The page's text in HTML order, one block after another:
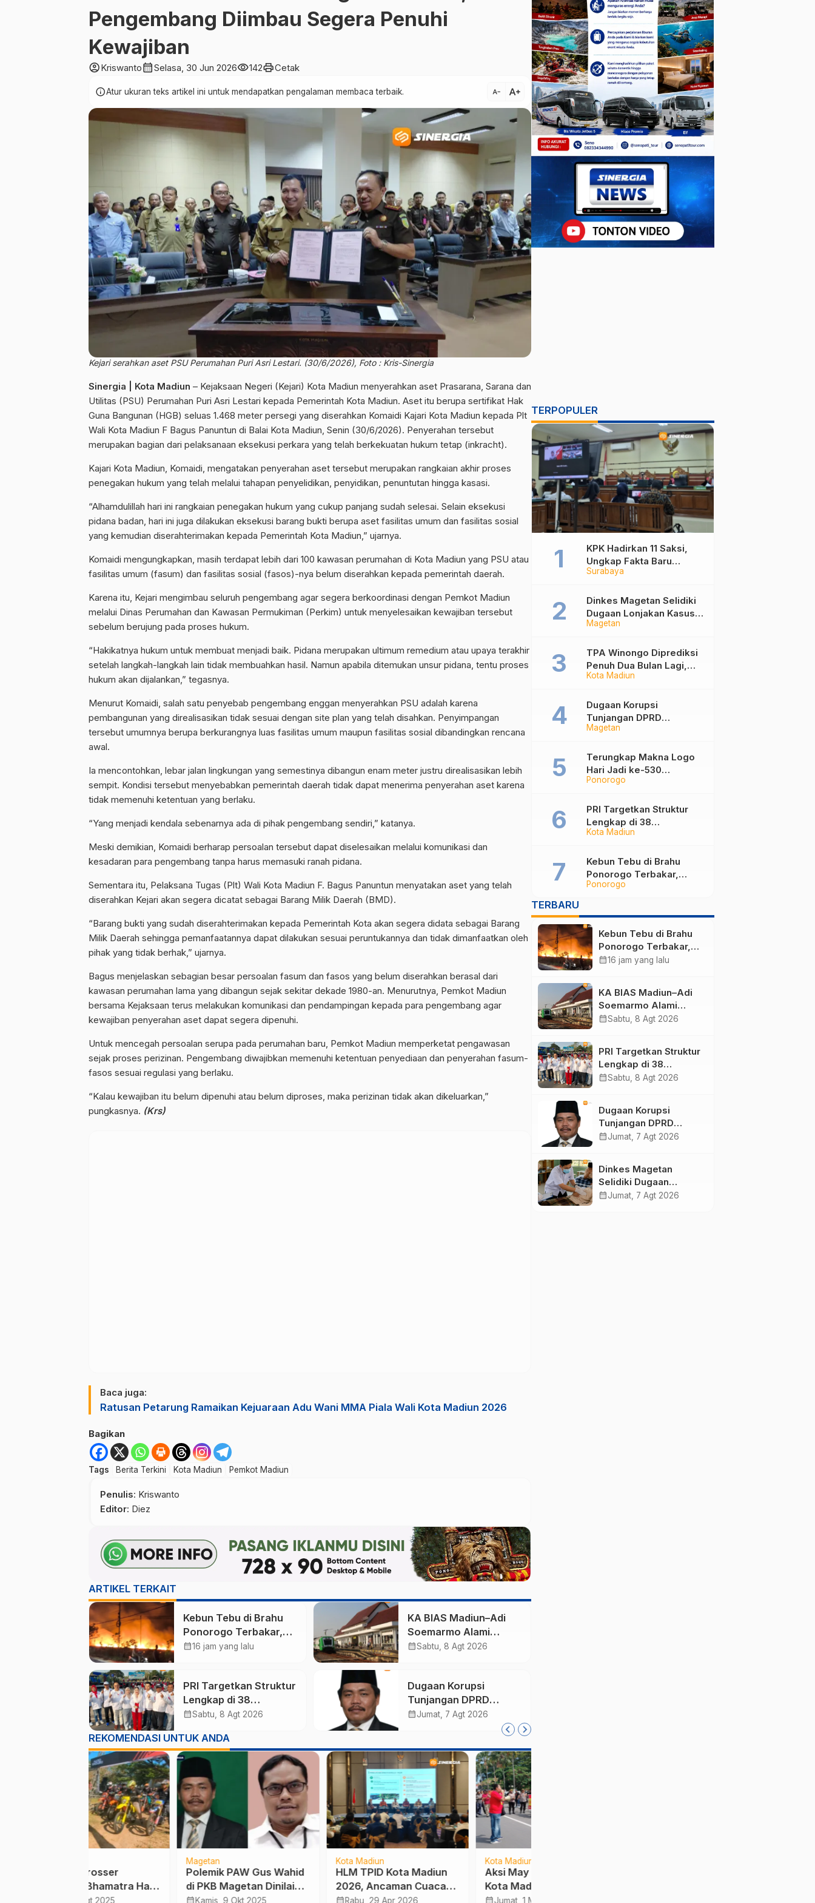
Pengembang Diimbau Segera Penuhi
Kewajiban
account_circleKriswantocalendar_monthSelasa, 30 Jun 2026visibility142printCetak
infoAtur ukuran teks artikel ini untuk mendapatkan pengalaman membaca terbaik. text_decrease text_increase
Kejari serahkan aset PSU Perumahan Puri Asri Lestari. (30/6/2026), Foto : Kris-Sinergia
Sinergia | Kota Madiun – Kejaksaan Negeri (Kejari) Kota Madiun menyerahkan aset Prasarana, Sarana dan
Utilitas (PSU) Perumahan Puri Asri Lestari kepada Pemerintah Kota Madiun. Aset itu berupa sertifikat Hak
Guna Bangunan (HGB) seluas 1.468 meter persegi yang diserahkan Komaidi Kajari Kota Madiun kepada Plt
Wali Kota Madiun F Bagus Panuntun di Balai Kota Madiun, Senin (30/6/2026). Penyerahan tersebut
merupakan bagian dari pelaksanaan eksekusi perkara yang telah berkekuatan hukum tetap (inkracht).
Kajari Kota Madiun, Komaidi, mengatakan penyerahan aset tersebut merupakan rangkaian akhir proses
penegakan hukum yang telah melalui tahapan penyelidikan, penyidikan, penuntutan hingga kasasi.
“Alhamdulillah hari ini rangkaian penegakan hukum yang cukup panjang sudah selesai. Selain eksekusi
pidana badan, hari ini juga dilakukan eksekusi barang bukti berupa aset fasilitas umum dan fasilitas sosial
yang kemudian diserahterimakan kepada Pemerintah Kota Madiun,” ujarnya.
Komaidi mengungkapkan, masih terdapat lebih dari 100 kawasan perumahan di Kota Madiun yang PSU atau
fasilitas umum (fasum) dan fasilitas sosial (fasos)-nya belum diserahkan kepada pemerintah daerah.
Karena itu, Kejari mengimbau seluruh pengembang agar segera berkoordinasi dengan Pemkot Madiun
melalui Dinas Perumahan dan Kawasan Permukiman (Perkim) untuk menyelesaikan kewajiban tersebut
sebelum berujung pada proses hukum.
“Hakikatnya hukum untuk membuat menjadi baik. Pidana merupakan ultimum remedium atau upaya terakhir
setelah langkah-langkah lain tidak membuahkan hasil. Namun apabila ditemukan unsur pidana, tentu proses
hukum akan dijalankan,” tegasnya.
Menurut Komaidi, salah satu penyebab pengembang enggan menyerahkan PSU adalah karena
pembangunan yang direalisasikan tidak sesuai dengan site plan yang telah disahkan. Penyimpangan
tersebut umumnya berupa berkurangnya luas fasilitas umum maupun fasilitas sosial dibandingkan rencana
awal.
Ia mencontohkan, lebar jalan lingkungan yang semestinya dibangun enam meter justru direalisasikan lebih
sempit. Kondisi tersebut menyebabkan pemerintah daerah tidak dapat menerima penyerahan aset karena
tidak memenuhi ketentuan yang berlaku.
“Yang menjadi kendala sebenarnya ada di pihak pengembang sendiri,” katanya.
Meski demikian, Komaidi berharap persoalan tersebut dapat diselesaikan melalui komunikasi dan
kesadaran para pengembang tanpa harus memasuki ranah pidana.
Sementara itu, Pelaksana Tugas (Plt) Wali Kota Madiun F. Bagus Panuntun menyatakan aset yang telah
diserahkan Kejari akan segera dicatat sebagai Barang Milik Daerah (BMD).
“Barang bukti yang sudah diserahterimakan kepada Pemerintah Kota akan segera didata sebagai Barang
Milik Daerah sehingga pemanfaatannya dapat dilakukan sesuai peruntukannya dan tidak dimanfaatkan oleh
pihak yang tidak berhak,” ujarnya.
Bagus menjelaskan sebagian besar persoalan fasum dan fasos yang belum diserahkan berasal dari
kawasan perumahan lama yang dibangun sejak sekitar dekade 1980-an. Menurutnya, Pemkot Madiun
bersama Kejaksaan terus melakukan komunikasi dan pendampingan kepada para pengembang agar
kewajiban penyerahan aset dapat segera dipenuhi.
Untuk mencegah persoalan serupa pada perumahan baru, Pemkot Madiun memperketat pengawasan
sejak proses perizinan. Pengembang diwajibkan memenuhi ketentuan penyediaan dan penyerahan fasum-
fasos sesuai regulasi yang berlaku.
“Kalau kewajiban itu belum dipenuhi atau belum diproses, maka perizinan tidak akan dikeluarkan,”
pungkasnya. (Krs)
Baca juga:
Ratusan Petarung Ramaikan Kejuaraan Adu Wani MMA Piala Wali Kota Madiun 2026
Bagikan
Tags Berita Terkini Kota Madiun Pemkot Madiun
Penulis: Kriswanto
Editor: Diez
ARTIKEL TERKAIT
Kebun Tebu di Brahu
Ponorogo Terbakar,
Puluhan Hektare
calendar_month16 jam yang lalu
KA BIAS Madiun–Adi
Soemarmo Alami
Gangguan, 5 KA Ikut
calendar_monthSabtu, 8 Agt 2026
PRI Targetkan Struktur
Lengkap di 38
Kabupaten/Kota Jatim
pada Pemilu 2029
calendar_monthSabtu, 8 Agt 2026
Dugaan Korupsi
Tunjangan DPRD
Ponorogo Jadi Alarm,
Kelola Administrasi
calendar_monthJumat, 7 Agt 2026
REKOMENDASI UNTUK ANDA
Polemik PAW Gus Wahid
di PKB Magetan Dinilai
Sarat Muatan Politik
calendar_monthKamis, 9 Okt 2025
HLM TPID Kota Madiun
2026, Ancaman Cuaca
dan Geopolitik Jadi
calendar_monthRabu, 29 Apr 2026
Aksi May Day 2026 di
Kota Madiun, Buruh
Soroti Kesenjangan Upah
calendar_monthJumat, 1 Mei 2026
TERPOPULER
Surabaya
KPK Hadirkan 11 Saksi,
Ungkap Fakta Baru
Sidang Korupsi Wali Kota
Magetan
Dinkes Magetan Selidiki
Dugaan Lonjakan Kasus
Diare di Lembeyan,
Epidemiologi
Kota Madiun
TPA Winongo Diprediksi
Penuh Dua Bulan Lagi,
Ketua DPRD Kota Madiun
Penanganan Sampah
Magetan
Dugaan Korupsi
Tunjangan DPRD
Ponorogo Jadi Alarm,
Perkuat Tata Kelola
Administrasi
Ponorogo
Terungkap Makna Logo
Hari Jadi ke-530
Ponorogo, Angka 530
Sekar Kinanthi
Kota Madiun
PRI Targetkan Struktur
Lengkap di 38
Kabupaten/Kota Jatim
Pemilu 2029
Ponorogo
Kebun Tebu di Brahu
Ponorogo Terbakar,
Puluhan Hektare Dilalap
TERBARU
Kebun Tebu di Brahu
Ponorogo Terbakar,
Puluhan Hektare
calendar_month16 jam yang lalu
KA BIAS Madiun–Adi
Soemarmo Alami
Gangguan, 5 KA Ikut
calendar_monthSabtu, 8 Agt 2026
PRI Targetkan Struktur
Lengkap di 38
Kabupaten/Kota Jatim
calendar_monthSabtu, 8 Agt 2026
Dugaan Korupsi
Tunjangan DPRD
Ponorogo Jadi Alarm,
Kelola Administrasi
calendar_monthJumat, 7 Agt 2026
Dinkes Magetan
Selidiki Dugaan
Lonjakan Kasus Diare
calendar_monthJumat, 7 Agt 2026